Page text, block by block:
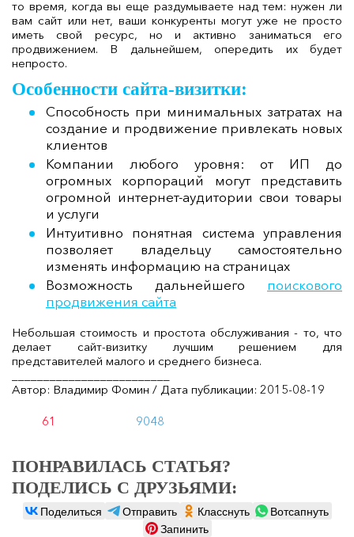
то время, когда вы еще раздумываете над тем: нужен ли
вам сайт или нет, ваши конкуренты могут уже не просто
иметь свой ресурс, но и активно заниматься его
продвижением. В дальнейшем, опередить их будет
непросто.
Особенности сайта-визитки:
Способность при минимальных затратах на
создание и продвижение привлекать новых
клиентов
Компании любого уровня: от ИП до
огромных корпораций могут представить
огромной интернет-аудитории свои товары
и услуги
Интуитивно понятная система управления
позволяет владельцу самостоятельно
изменять информацию на страницах
Возможность дальнейшего поискового
продвижения сайта
Небольшая стоимость и простота обслуживания - то, что
делает сайт-визитку лучшим решением для
представителей малого и среднего бизнеса.
Автор: Владимир Фомин / Дата публикации: 2015-08-19
61 9048
ПОНРАВИЛАСЬ СТАТЬЯ?
ПОДЕЛИСЬ С ДРУЗЬЯМИ:
Поделиться Отправить Класснуть
Вотсапнуть
Запинить